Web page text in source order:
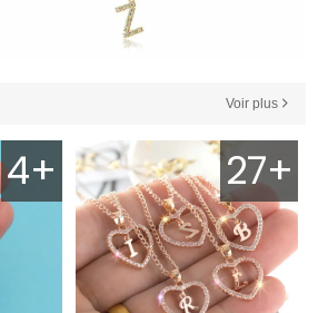
Voir plus
4+ 27+